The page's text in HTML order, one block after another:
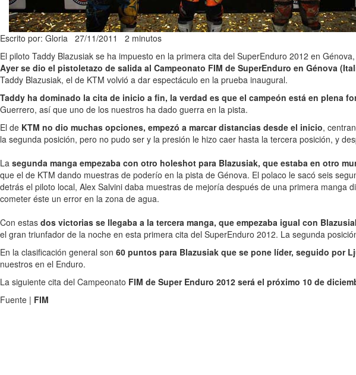
Escrito por: Gloria 27/11/2011 2 minutos
El piloto Taddy Blazusiak se ha impuesto en la primera cita del SuperEnduro 2012 en
Ayer se dio el pistoletazo de salida al Campeonato FIM de SuperEnduro en Génova
Taddy Blazusiak, el de KTM volvió a dar espectáculo en la prueba inaugural.
Taddy ha dominado la cita de inicio a fin, la verdad es que el campeón está en plena
Guerrero, así que uno de los nuestros ha dado guerra en la pista.
El de KTM no dio muchas opciones, empezó a marcar distancias desde el inicio,
la segunda posición, pero no pudo ser y la presión le hizo caer hasta la tercera posición, y
La segunda manga empezaba con otro holeshot para Blazusiak, que estaba en otro
que el de KTM dando muestras de poderío en la pista de Génova. El polaco le sacó seis
detrás el piloto local, Alex Salvini daba muestras de mejoría después de una primera
cometer éste un error en la zona de agua.
Con estas dos victorias se llegaba a la tercera manga, que empezaba igual con
el gran triunfador de la noche en esta primera cita del SuperEnduro 2012. La segunda
En la clasificación general son 60 puntos para Blazusiak que se pone líder, seguido por
nuestros en el Enduro.
La siguiente cita del Campeonato FIM de Super Enduro 2012 será el próximo 10 de
Fuente | FIM